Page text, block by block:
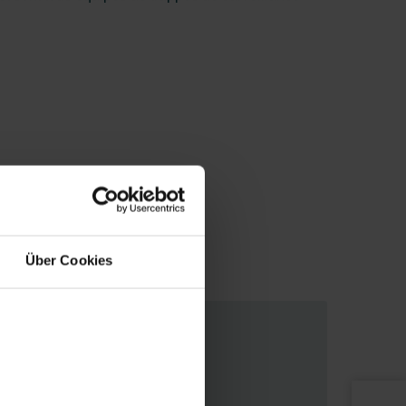
Über Cookies
et plus facile aux ComfoTubes 90 ou 75.
CW peut être installé en tant qu'extension